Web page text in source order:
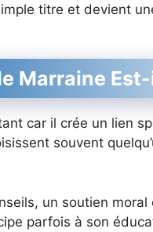
titre et devient
Marraine
car il crée un lien
souvent
un soutien
parfois à son